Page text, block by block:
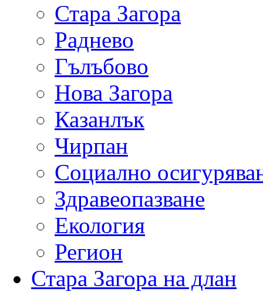
Стара Загора
Раднево
Гълъбово
Нова Загора
Казанлък
Чирпан
Социално
Здравеопазване
Екология
Регион
Стара Загора на длан